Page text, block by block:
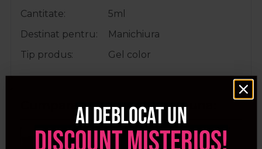
Cantitate
5ml
Destinat pentru
Manichiura
Tip produs
Gel color
Cumparate frecvent impreuna:
Ai deblocat un